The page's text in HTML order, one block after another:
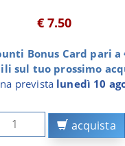
€ 7.50
Bonus Card pari a
sul tuo prossimo
prevista lunedì 10
acquista